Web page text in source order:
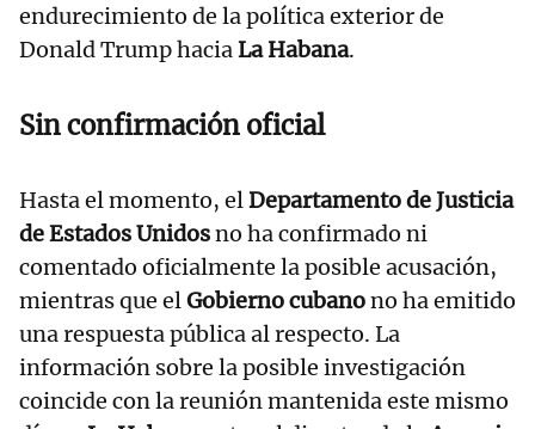
endurecimiento de la política exterior de
Donald Trump haciaLa Habana.
Sin confirmación oficial
Hasta el momento, elDepartamento de Justicia
de Estados Unidosno ha confirmado ni
comentado oficialmente la posible acusación,
mientras que elGobierno cubanono ha emitido
una respuesta pública al respecto. La
información sobre la posible investigación
coincide con la reunión mantenida este mismo